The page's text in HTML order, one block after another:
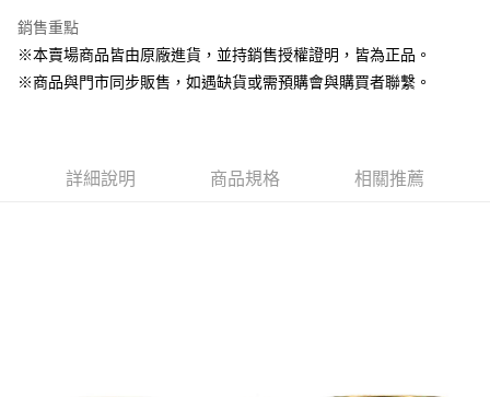
ATM付款
每筆NT$80，滿NT$1,500(含以上)免運費
銷售重點
※本賣場商品皆由原廠進貨，並持銷售授權證明，皆為正品。
※商品與門市同步販售，如遇缺貨或需預購會與購買者聯繫。
詳細說明 商品規格 相關推薦